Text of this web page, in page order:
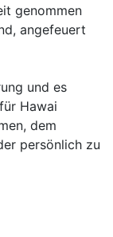
genommen
angefeuert
und es
Hawai
dem
persönlich zu